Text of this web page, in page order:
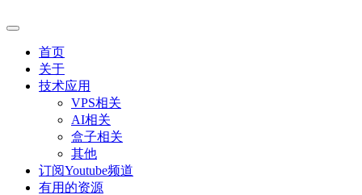
首页
关于
技术应用
VPS相关
AI相关
盒子相关
其他
订阅Youtube频道
有用的资源